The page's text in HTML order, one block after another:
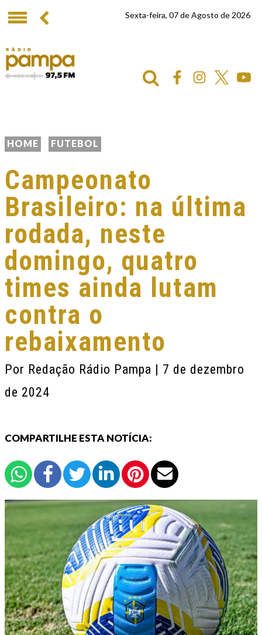
Sexta-feira, 07 de Agosto de 2026
HOME FUTEBOL
Campeonato
Brasileiro: na última
rodada, neste
domingo, quatro
times ainda lutam
contra o
rebaixamento
Por Redação Rádio Pampa | 7 de dezembro
de 2024
COMPARTILHE ESTA NOTÍCIA: